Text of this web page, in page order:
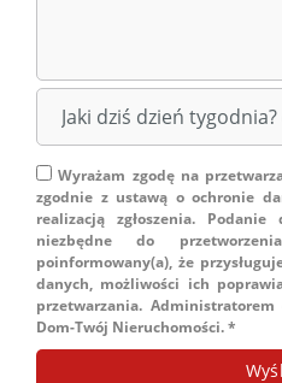
Wyrażam zgodę na
zgodnie z ustawą o ochronie
realizacją zgłoszenia.
niezbędne do
poinformowany(a), że
danych, możliwości ich
przetwarzania.
Dom-Twój Nieruchomości. *